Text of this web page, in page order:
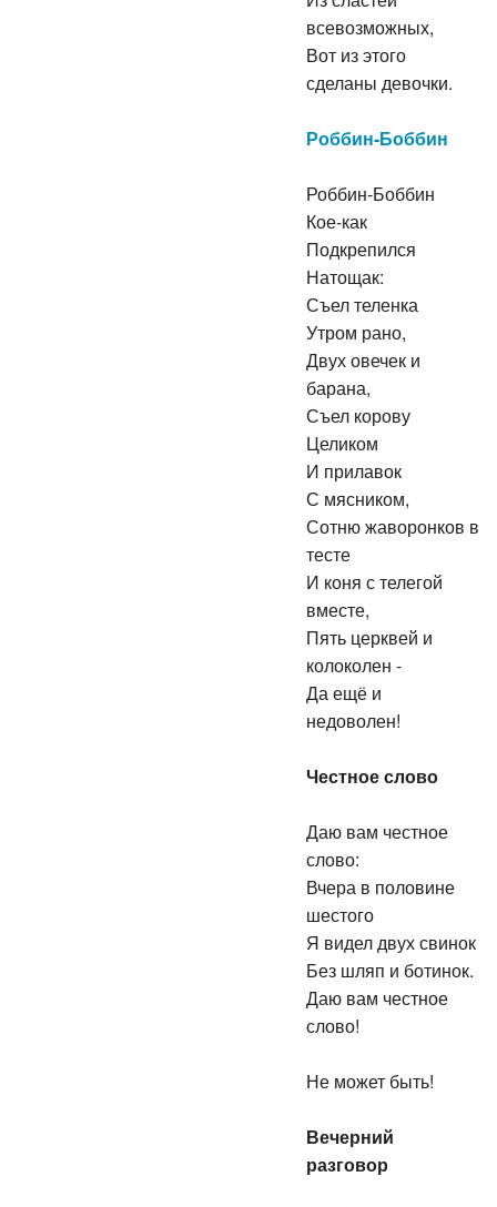
всевозможных,
Вот из этого
сделаны девочки.
Роббин-Боббин
Роббин-Боббин
Кое-как
Подкрепился
Натощак:
Съел теленка
Утром рано,
Двух овечек и
барана,
Съел корову
Целиком
И прилавок
С мясником,
Сотню жаворонков в
тесте
И коня с телегой
вместе,
Пять церквей и
колоколен -
Да ещё и
недоволен!
Честное слово
Даю вам честное
слово:
Вчера в половине
шестого
Я видел двух свинок
Без шляп и ботинок.
Даю вам честное
слово!
Не может быть!
Вечерний
разговор